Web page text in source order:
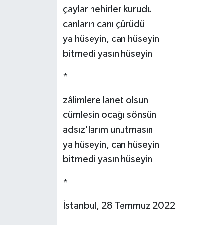
çaylar nehirler kurudu
canların canı çürüdü
ya hüseyin, can hüseyin
bitmedi yasın hüseyin
*
zâlimlere lanet olsun
cümlesin ocağı sönsün
adsız'larım unutmasın
ya hüseyin, can hüseyin
bitmedi yasın hüseyin
*
İstanbul, 28 Temmuz 2022